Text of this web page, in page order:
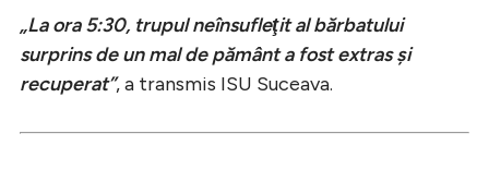
„La ora 5:30, trupul neînsufleţit al bărbatului
surprins de un mal de pământ a fost extras şi
recuperat”, a transmis ISU Suceava.